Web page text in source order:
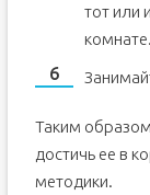
тот или
комнате.
Таким
достичь ее в
методики.